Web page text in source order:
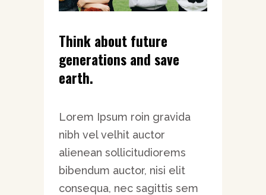
Think about future
generations and save
earth.
Lorem Ipsum roin gravida
nibh vel velhit auctor
alienean sollicitudiorems
bibendum auctor, nisi elit
consequa, nec sagittis sem